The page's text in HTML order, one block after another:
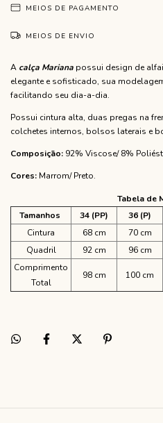
MEIOS DE PAGAMENTO
MEIOS DE ENVIO
A calça Mariana possui design de
elegante e sofisticado, sua
facilitando seu dia-a-dia.
Possui cintura alta, duas pregas na
colchetes internos, bolsos laterais e
Composição: 92% Viscose/ 8%
Cores: Marrom/ Preto.
Tabela de
Tamanhos
34 (PP) 36 (P)
Cintura
68 cm 70 cm
Quadril
92 cm 96 cm
Comprimento
Total
98 cm 100 cm